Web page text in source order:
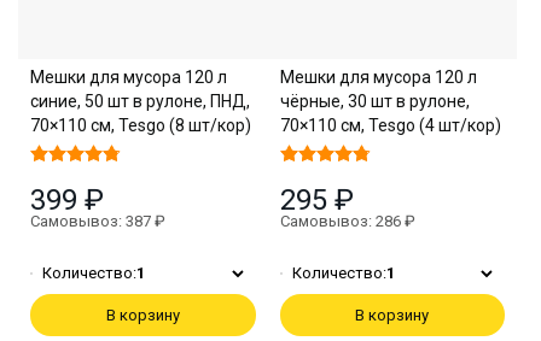
Мешки для мусора 120 л
синие, 50 шт в рулоне, ПНД,
70×110 см, Tesgo (8 шт/кор)
399 ₽
Самовывоз: 387 ₽
Количество:1
В корзину
Мешки для мусора 120 л
чёрные, 30 шт в рулоне,
70×110 см, Tesgo (4 шт/кор)
295 ₽
Самовывоз: 286 ₽
Количество:1
В корзину